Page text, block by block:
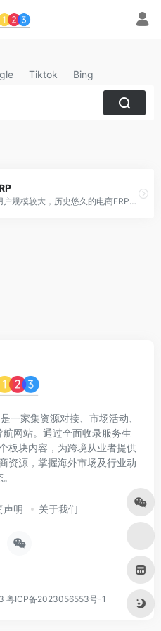
Tiktok Bing
网店管家始于2003年，是用户规模较大，历史悠久的电商ERP解决方案。是一款集专业的电商ERP、CRM管理和OA管理为一体的软件，为B2C、C2C商家提供进销存、CRM管理和OA管理服务。系统以提供高效的订单处理手段为目标，为电商企业提供了一系列包括：生产、采购、oms订单管理、跨境电商、wms仓储管理、CRM客户关系管理、OA办公、门店销售、账务账款、售后服务等全面的解决方案，是目前电商应用最广泛的电商ERP管理系统
一家集资源对接、市场活动、
网站。通过全面收录服务生
板块内容，为跨境从业者提供
资源，掌握海外市场及行业动
声明 关于我们
粤ICP备2023056553号-1